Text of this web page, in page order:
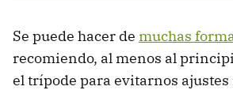
Se puede hacer de muchas
recomiendo, al menos al
el trípode para evitarnos ajustes